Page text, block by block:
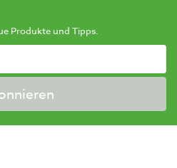
Produkte und Tipps.